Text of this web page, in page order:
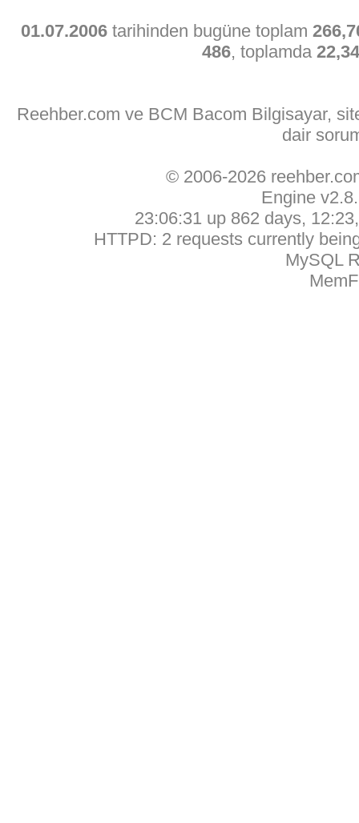
01.07.2006tarihinden bugüne toplam
486, toplamda
Reehber.com ve BCM Bacom Bilgisayar,
dair
© 2006-2026
Engine
23:06:31 up 862 days,
HTTPD: 2 requests currently
MySQL